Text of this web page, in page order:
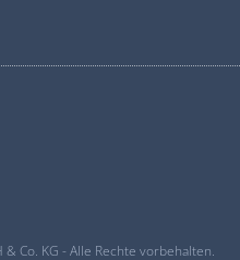
& Co. KG - Alle Rechte vorbehalten.